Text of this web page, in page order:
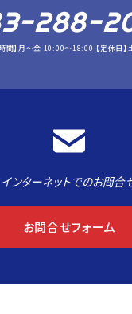
288-
時間】月～金 10:00～18:00 【定休日】
インターネットでのお問合
お問合せフォーム